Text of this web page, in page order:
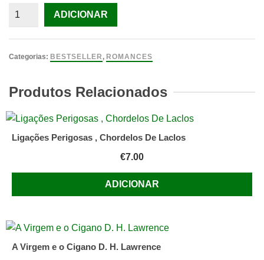
Quantidade
contos
Blixen
ADICIONAR
Categorias: BESTSELLER , ROMANCES
Produtos Relacionados
Ligações Perigosas , Chordelos De Laclos
€7.00
ADICIONAR
A Virgem e o Cigano D. H. Lawrence